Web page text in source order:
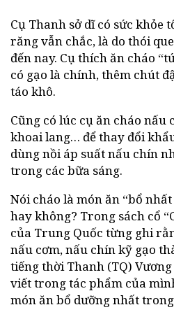
Cụ Thanh sở dĩ có sức khỏe
răng vẫn chắc, là do thói
đến nay. Cụ thích ăn cháo
có gạo là chính, thêm chút
táo khô.
Cũng có lúc cụ ăn cháo nấu
khoai lang… để thay đổi
dùng nồi áp suất nấu chín
trong các bữa sáng.
Nói cháo là món ăn “bổ
hay không? Trong sách cổ
của Trung Quốc từng ghi
nấu cơm, nấu chín kỹ gạo
tiếng thời Thanh (TQ)
viết trong tác phẩm của
món ăn bổ dưỡng nhất